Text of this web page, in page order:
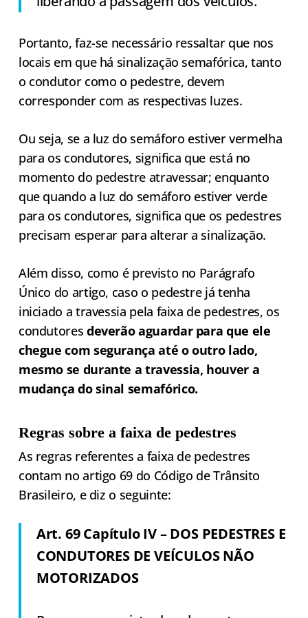
Portanto, faz-se necessário ressaltar que nos
locais em que há sinalização semafórica, tanto
o condutor como o pedestre, devem
corresponder com as respectivas luzes.
Ou seja, se a luz do semáforo estiver vermelha
para os condutores, significa que está no
momento do pedestre atravessar; enquanto
que quando a luz do semáforo estiver verde
para os condutores, significa que os pedestres
precisam esperar para alterar a sinalização.
Além disso, como é previsto no Parágrafo
Único do artigo, caso o pedestre já tenha
iniciado a travessia pela faixa de pedestres, os
condutores deverão aguardar para que ele
chegue com segurança até o outro lado,
mesmo se durante a travessia, houver a
mudança do sinal semafórico.
Regras sobre a faixa de pedestres
As regras referentes a faixa de pedestres
contam no artigo 69 do Código de Trânsito
Brasileiro, e diz o seguinte:
Art. 69 Capítulo IV – DOS PEDESTRES E
CONDUTORES DE VEÍCULOS NÃO
MOTORIZADOS